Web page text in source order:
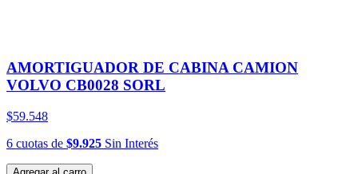
AMORTIGUADOR DE CABINA CAMION
VOLVO CB0028 SORL
$59.548
6 cuotas de $9.925 Sin Interés